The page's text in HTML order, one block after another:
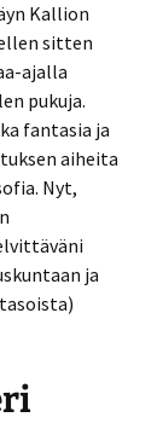
Kallion
sitten
ajalla
pukuja.
fantasia ja
aiheita
Nyt,
ja